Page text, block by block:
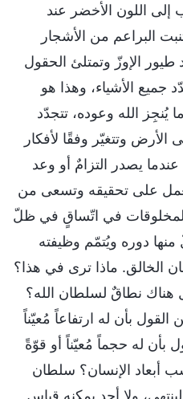
إلى اللون الأخضر عند
البراعم من الأشجار
طيور الإوزّ وتمتلئ الحقول
جميع الأشياء، وهذا هو
يُنجِز الله وعوده، تتجدّد
وتتغيّر وفقًا لأفكار
عندما يصدر التزامٌ أو وعد
على تحقيقه وتسعى من
المخلوقات في اتّساقٍ في ظلّ
دوره ويُتمّم وظيفته
الخالق. ماذا ترى في هذا؟
نطاقٌ لسلطان الله؟
بأن له ارتفاعاً مُعيّناً
بأن له حجماً مُعيّناً أو قوّةً
أبعاد الإنسان؟ سلطان
ولا أحد يمكنه قياس